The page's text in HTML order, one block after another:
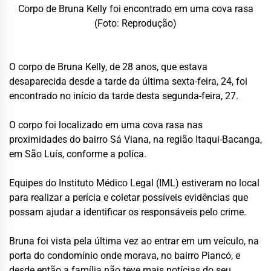
Corpo de Bruna Kelly foi encontrado em uma cova rasa
(Foto: Reprodução)
O corpo de Bruna Kelly, de 28 anos, que estava
desaparecida desde a tarde da última sexta-feira, 24, foi
encontrado no início da tarde desta segunda-feira, 27.
O corpo foi localizado em uma cova rasa nas
proximidades do bairro Sá Viana, na região Itaqui-Bacanga,
em São Luís, conforme a políca.
Equipes do Instituto Médico Legal (IML) estiveram no local
para realizar a perícia e coletar possíveis evidências que
possam ajudar a identificar os responsáveis pelo crime.
Bruna foi vista pela última vez ao entrar em um veículo, na
porta do condomínio onde morava, no bairro Piancó, e